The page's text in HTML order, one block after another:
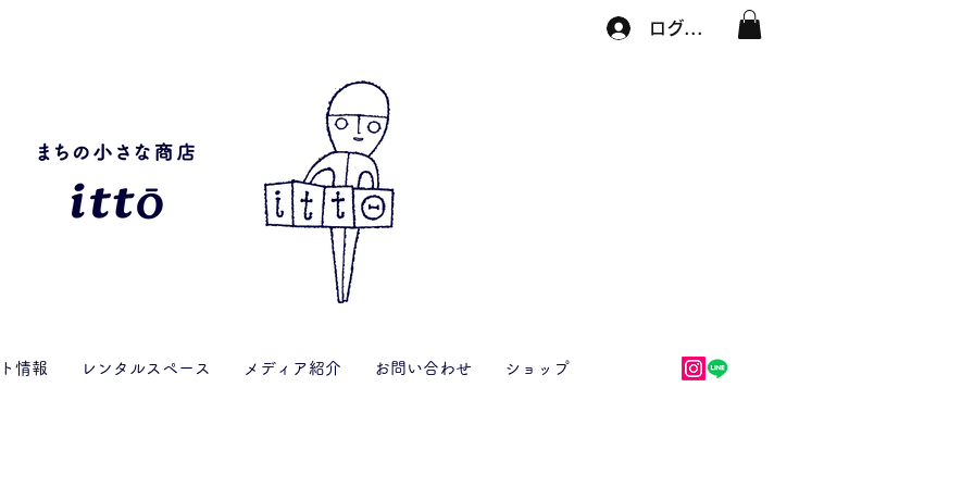
ログイン
情報 レンタルスペース メディア紹介 お問い合わせ ショップ